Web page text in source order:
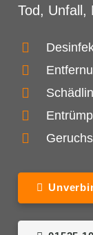
Tod, Unfall,